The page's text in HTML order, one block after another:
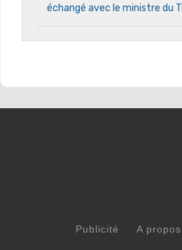
échangé avec le ministre du
Publicité A propos